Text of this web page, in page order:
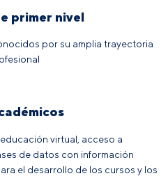
primer nivel
por su amplia trayectoria
virtual, acceso a
de datos con información
el desarrollo de los cursos y los